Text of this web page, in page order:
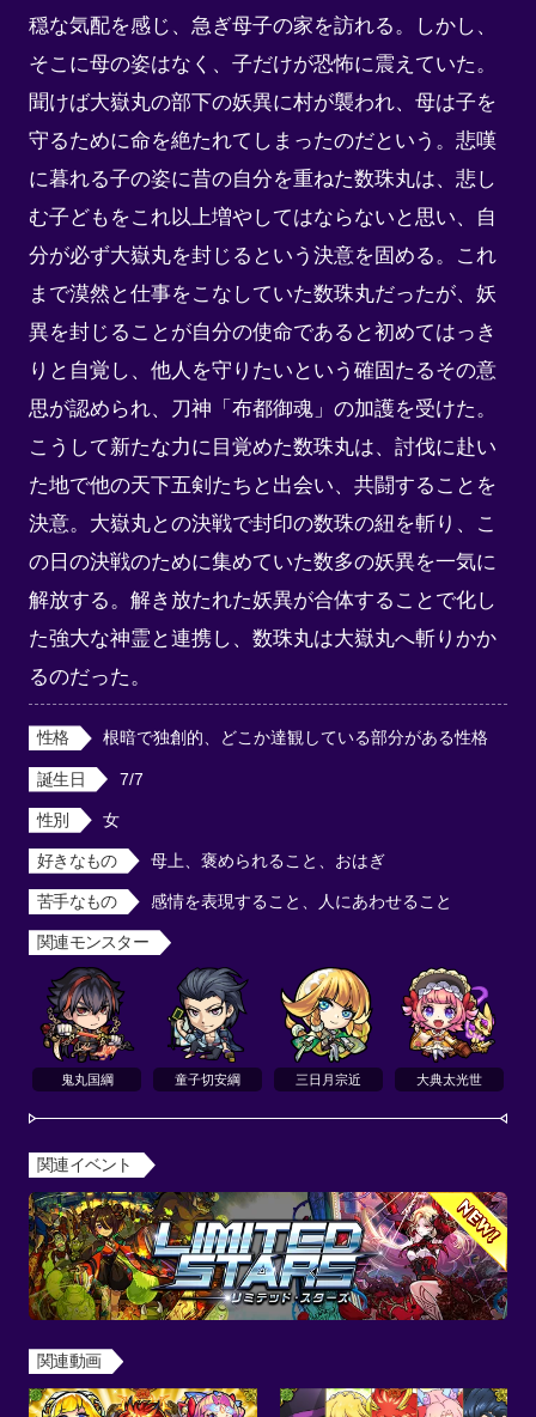
穏な気配を感じ、急ぎ母子の家を訪れる。しかし、
そこに母の姿はなく、子だけが恐怖に震えていた。
聞けば大嶽丸の部下の妖異に村が襲われ、母は子を
守るために命を絶たれてしまったのだという。悲嘆
に暮れる子の姿に昔の自分を重ねた数珠丸は、悲し
む子どもをこれ以上増やしてはならないと思い、自
分が必ず大嶽丸を封じるという決意を固める。これ
まで漠然と仕事をこなしていた数珠丸だったが、妖
異を封じることが自分の使命であると初めてはっき
りと自覚し、他人を守りたいという確固たるその意
思が認められ、刀神「布都御魂」の加護を受けた。
こうして新たな力に目覚めた数珠丸は、討伐に赴い
た地で他の天下五剣たちと出会い、共闘することを
決意。大嶽丸との決戦で封印の数珠の紐を斬り、こ
の日の決戦のために集めていた数多の妖異を一気に
解放する。解き放たれた妖異が合体することで化し
た強大な神霊と連携し、数珠丸は大嶽丸へ斬りかか
るのだった。
性格 根暗で独創的、どこか達観している部分がある性格
誕生日 7/7
性別 女
好きなもの 母上、褒められること、おはぎ
苦手なもの 感情を表現すること、人にあわせること
関連モンスター
鬼丸国綱 童子切安綱 三日月宗近 大典太光世
関連イベント
関連動画